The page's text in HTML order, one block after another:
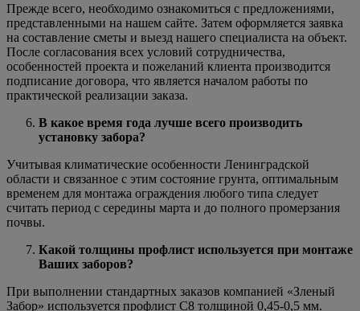
Прежде всего, необходимо ознакомиться с предложениями,
представленными на нашем сайте. Затем оформляется заявка
на составление сметы и выезд нашего специалиста на объект.
После согласования всех условий сотрудничества,
особенностей проекта и пожеланий клиента производится
подписание договора, что является началом работы по
практической реализации заказа.
В какое время года лучше всего производить
установку забора?
Учитывая климатические особенности Ленинградской
области и связанное с этим состояние грунта, оптимальным
временем для монтажа ограждения любого типа следует
считать период с середины марта и до полного промерзания
почвы.
Какой толщины профлист используется при монтаже
Ваших заборов?
При выполнении стандартных заказов компанией «Зленый
Забор» используется профлист С8 толщиной 0,45-0,5 мм.